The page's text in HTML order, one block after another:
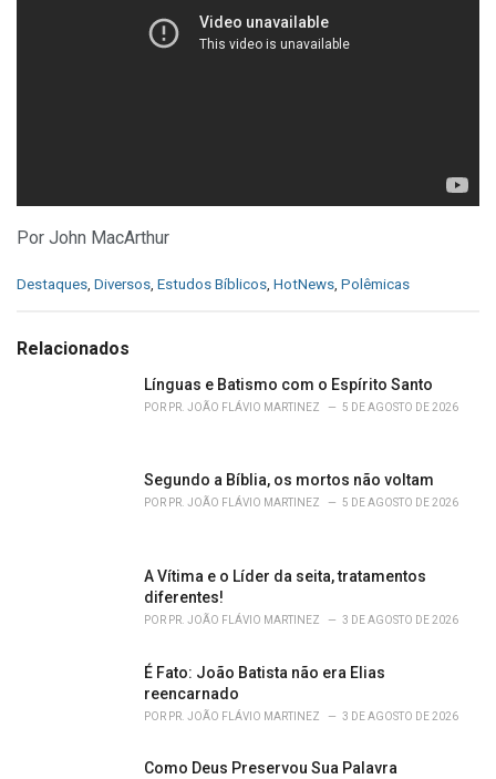
Por John MacArthur
C
e
Destaques, Diversos, Estudos Bíblicos, HotNews, Polêmicas
Relacionados
Línguas e Batismo com o Espírito Santo
POR PR. JOÃO FLÁVIO MARTINEZ 5 DE AGOSTO DE 2026
Segundo a Bíblia, os mortos não voltam
POR PR. JOÃO FLÁVIO MARTINEZ 5 DE AGOSTO DE 2026
A Vítima e o Líder da seita, tratamentos
diferentes!
POR PR. JOÃO FLÁVIO MARTINEZ 3 DE AGOSTO DE 2026
É Fato: João Batista não era Elias
reencarnado
POR PR. JOÃO FLÁVIO MARTINEZ 3 DE AGOSTO DE 2026
Como Deus Preservou Sua Palavra